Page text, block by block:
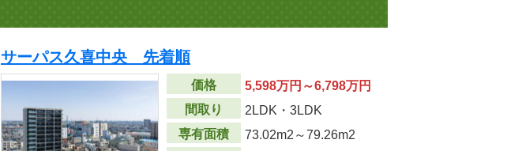
サーパス久喜中央 先着順
価格
5,598万円～6,798万円
間取り
2LDK・3LDK
専有面積
73.02m2 ～79.26m2